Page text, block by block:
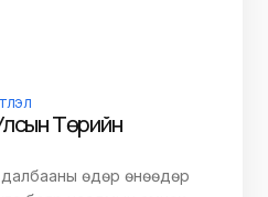
Төрийн
өдөр өнөөдөр